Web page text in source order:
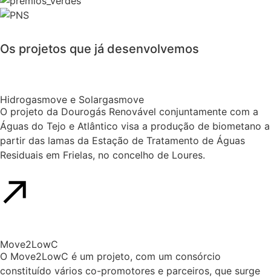
Os projetos que já desenvolvemos
Hidrogasmove e Solargasmove
O projeto da Dourogás Renovável conjuntamente com a
Águas do Tejo e Atlântico visa a produção de biometano a
partir das lamas da Estação de Tratamento de Águas
Residuais em Frielas, no concelho de Loures.
Move2LowC
O Move2LowC é um projeto, com um consórcio
constituído vários co-promotores e parceiros, que surge